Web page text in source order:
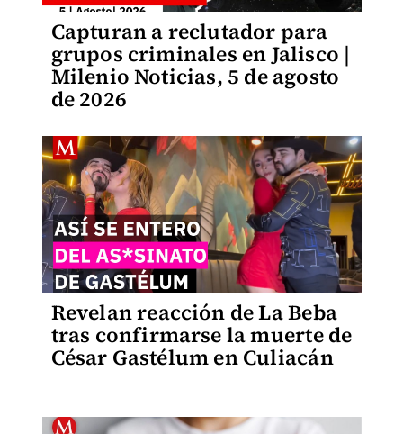
Capturan a reclutador para
grupos criminales en Jalisco |
Milenio Noticias, 5 de agosto
de 2026
Revelan reacción de La Beba
tras confirmarse la muerte de
César Gastélum en Culiacán